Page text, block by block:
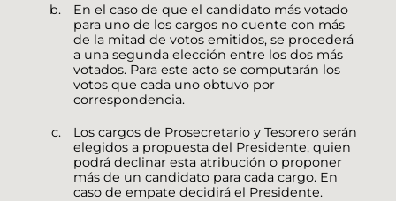
En el caso de que el candidato más votado
para uno de los cargos no cuente con más
de la mitad de votos emitidos, se procederá
a una segunda elección entre los dos más
votados. Para este acto se computarán los
votos que cada uno obtuvo por
correspondencia.
Los cargos de Prosecretario y Tesorero serán
elegidos a propuesta del Presidente, quien
podrá declinar esta atribución o proponer
más de un candidato para cada cargo. En
caso de empate decidirá el Presidente.